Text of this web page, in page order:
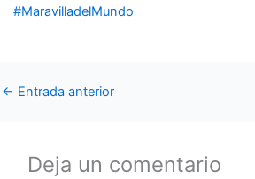
#MaravilladelMundo
← Entrada anterior
Deja un comentario